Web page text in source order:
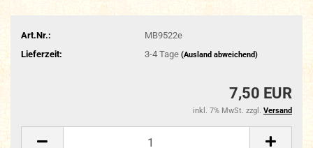
Art.Nr.:
MB9522e
Lieferzeit:
3-4 Tage (Ausland abweichend)
7,50 EUR
inkl. 7% MwSt. zzgl. Versand